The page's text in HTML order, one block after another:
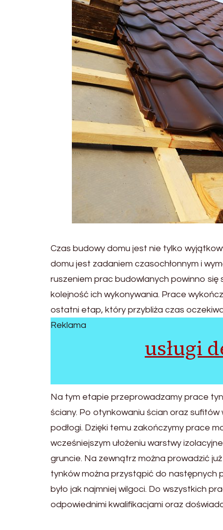
Czas budowy domu jest nie tylko
domu jest zadaniem czasochłonnym i
ruszeniem prac budowlanych powinno
kolejność ich wykonywania. Prace
ostatni etap, który przybliża czas
Reklama
usługi
Na tym etapie przeprowadzamy prace
ściany. Po otynkowaniu ścian oraz
podłogi. Dzięki temu zakończymy prace
wcześniejszym ułożeniu warstwy
gruncie. Na zewnątrz można prowadzić
tynków można przystąpić do następnych
było jak najmniej wilgoci. Do wszystkich
odpowiednimi kwalifikacjami oraz